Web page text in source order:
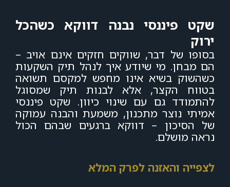
שקט פיננסי נבנה דווקא כשהכל
ירוק
בסופו של דבר, שווקים חזקים אינם אויב –
הם מבחן. מי שיודע איך לנהל תיק השקעות
כשהשוק בשיא אינו מחפש למקסם תשואה
בטווח הקצר, אלא לבנות תיק שמסוגל
להתמודד גם עם שינוי כיוון. שקט פיננסי
אמיתי נוצר מתכנון, משמעת והבנה עמוקה
של הסיכון – דווקא ברגעים שבהם הכול
נראה מושלם.
לצפייה והאזנה לפרק המלא